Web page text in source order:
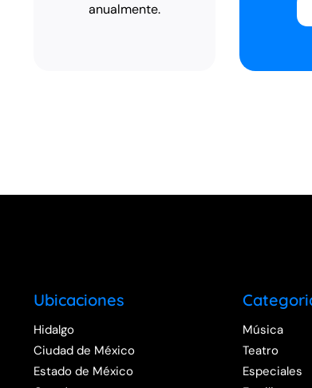
anualmente.
Ubicaciones
Hidalgo
Ciudad de México
Estado de México
Música
Teatro
Especiales